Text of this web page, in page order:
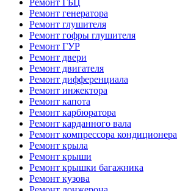
Ремонт ГБЦ
Ремонт генератора
Ремонт глушителя
Ремонт гофры глушителя
Ремонт ГУР
Ремонт двери
Ремонт двигателя
Ремонт дифференциала
Ремонт инжектора
Ремонт капота
Ремонт карбюратора
Ремонт карданного вала
Ремонт компрессора кондиционера
Ремонт крыла
Ремонт крыши
Ремонт крышки багажника
Ремонт кузова